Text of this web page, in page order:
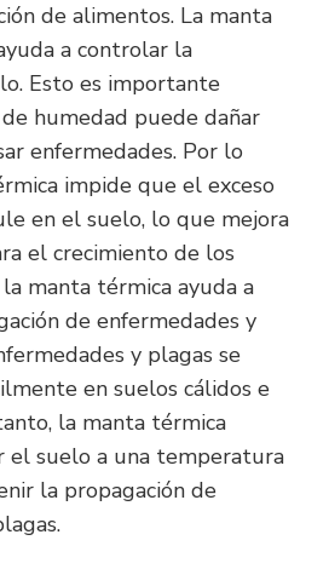
de alimentos. La manta
a controlar la
Esto es importante
humedad puede dañar
enfermedades. Por lo
impide que el exceso
en el suelo, lo que mejora
el crecimiento de los
manta térmica ayuda a
de enfermedades y
y plagas se
en suelos cálidos e
la manta térmica
el suelo a una temperatura
la propagación de